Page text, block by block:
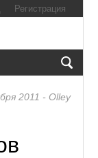
Регистрация
2011 - Olley